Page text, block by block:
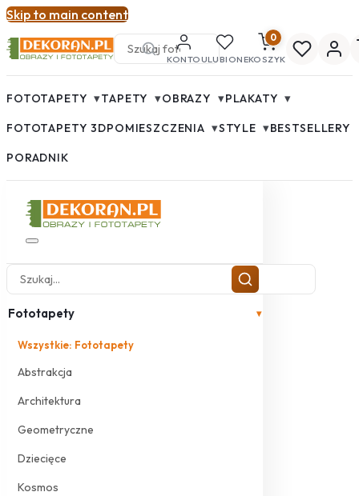
Skip to main content
KONTOULUBIONE
0
KOSZYK
FOTOTAPETY ▾TAPETY ▾OBRAZY ▾PLAKATY ▾
FOTOTAPETY 3DPOMIESZCZENIA ▾STYLE ▾BESTSELLERY
PORADNIK
Fototapety ▾
Wszystkie: Fototapety
Abstrakcja
Architektura
Geometryczne
Dziecięce
Kosmos